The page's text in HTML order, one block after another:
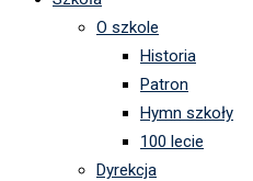
O szkole
Historia
Patron
Hymn szkoły
100 lecie
Dyrekcja